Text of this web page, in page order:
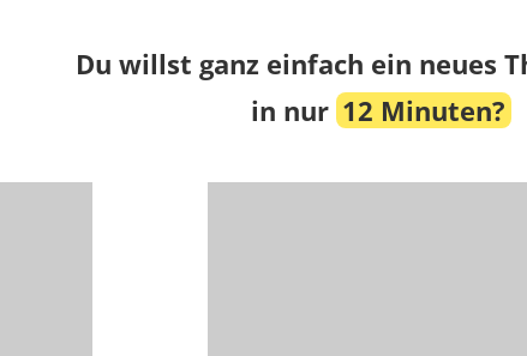
Du willst ganz einfach ein neues
in nur 12 Minuten?